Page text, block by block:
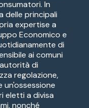
In
delle principali
expertise a
Economico e
di
ai comuni
di
regolazione,
eletti a divisa
nonché